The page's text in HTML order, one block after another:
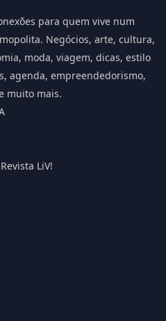
para quem vive num
Negócios, arte, cultura,
moda, viagem, dicas, estilo
agenda, empreendedorismo,
muito mais.
LiV!